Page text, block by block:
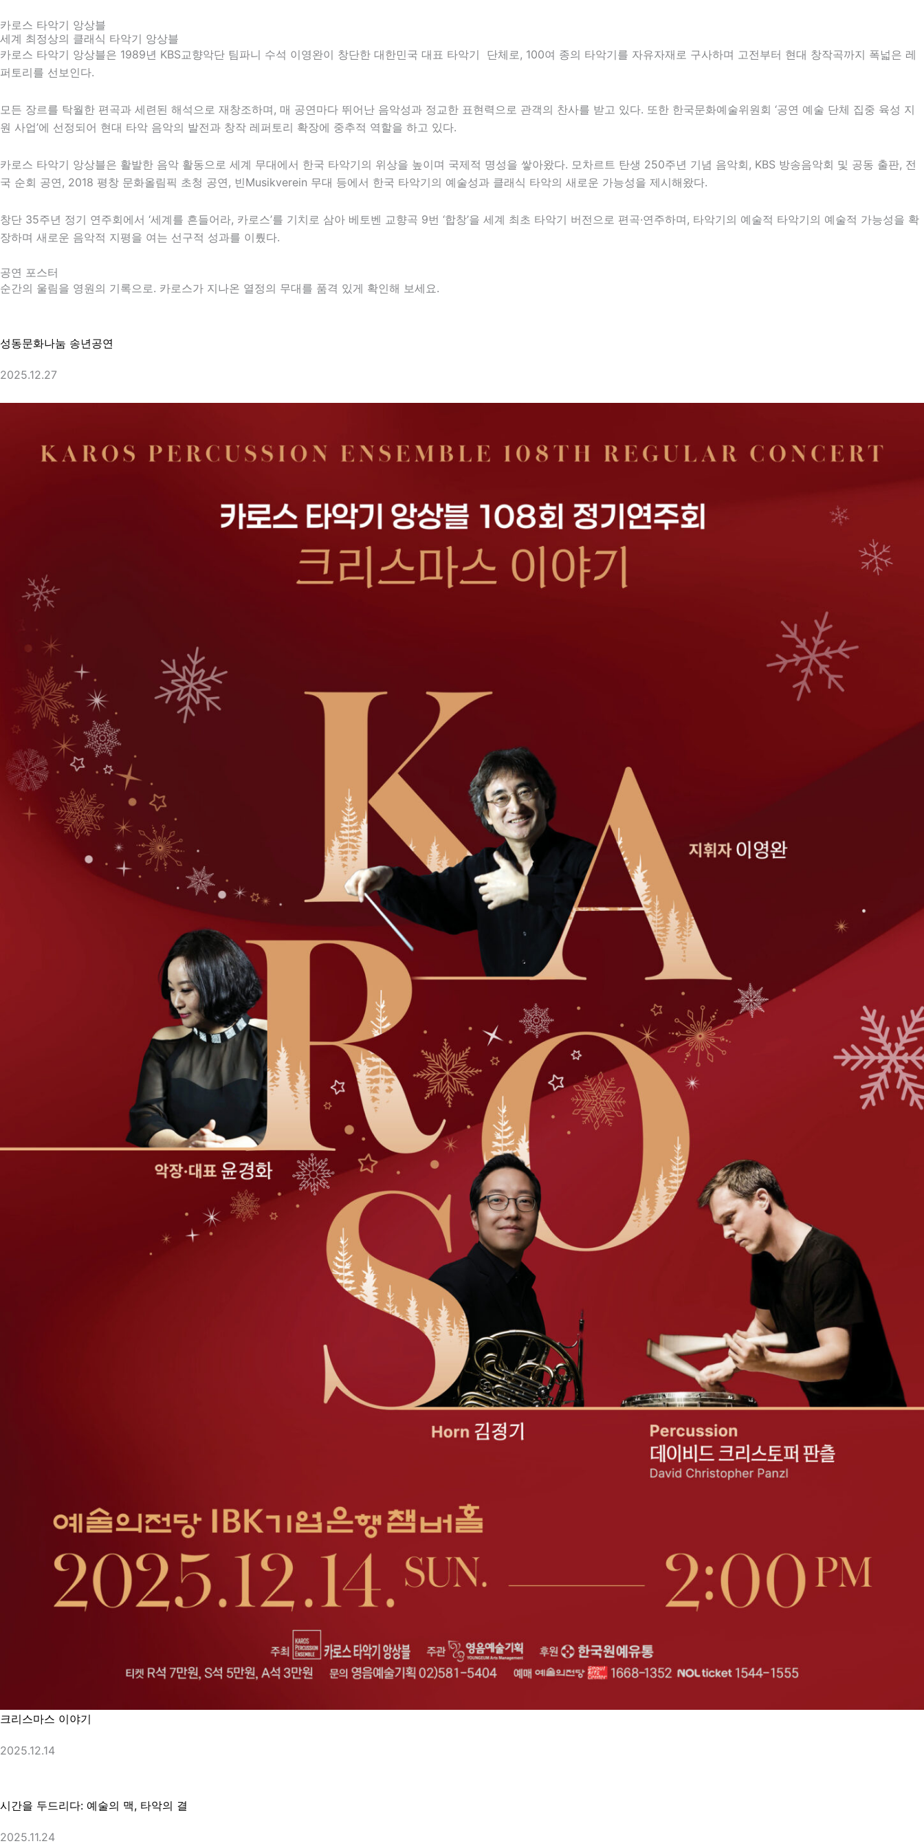
카로스 타악기 앙상블
세계 최정상의 클래식 타악기 앙상블
카로스 타악기 앙상블은 1989년 KBS교향악단 팀파니 수석 이영완이 창단한 대한민국 대표 타악기 단체로, 100여 종의 타악기를 자유자재로 구사하며 고전부터 현대 창작곡까지 폭넓은 레
퍼토리를 선보인다.
모든 장르를 탁월한 편곡과 세련된 해석으로 재창조하며, 매 공연마다 뛰어난 음악성과 정교한 표현력으로 관객의 찬사를 받고 있다. 또한 한국문화예술위원회 ‘공연 예술 단체 집중 육성 지
원 사업’에 선정되어 현대 타악 음악의 발전과 창작 레퍼토리 확장에 중추적 역할을 하고 있다.
카로스 타악기 앙상블은 활발한 음악 활동으로 세계 무대에서 한국 타악기의 위상을 높이며 국제적 명성을 쌓아왔다. 모차르트 탄생 250주년 기념 음악회, KBS 방송음악회 및 공동 출판, 전
국 순회 공연, 2018 평창 문화올림픽 초청 공연, 빈Musikverein 무대 등에서 한국 타악기의 예술성과 클래식 타악의 새로운 가능성을 제시해왔다.
창단 35주년 정기 연주회에서 ‘세계를 흔들어라, 카로스’를 기치로 삼아 베토벤 교향곡 9번 ‘합창’을 세계 최초 타악기 버전으로 편곡·연주하며, 타악기의 예술적 타악기의 예술적 가능성을 확
장하며 새로운 음악적 지평을 여는 선구적 성과를 이뤘다.
공연 포스터
순간의 울림을 영원의 기록으로. 카로스가 지나온 열정의 무대를 품격 있게 확인해 보세요.
성동문화나눔 송년공연
2025.12.27
크리스마스 이야기
2025.12.14
시간을 두드리다: 예술의 맥, 타악의 결
2025.11.24